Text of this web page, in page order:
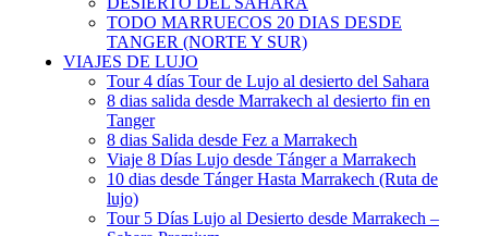
TODO MARRUECOS 20 DIAS DESDE
TANGER (NORTE Y SUR)
VIAJES DE LUJO
Tour 4 días Tour de Lujo al desierto del Sahara
8 dias salida desde Marrakech al desierto fin en
Tanger
8 dias Salida desde Fez a Marrakech
Viaje 8 Días Lujo desde Tánger a Marrakech
10 dias desde Tánger Hasta Marrakech (Ruta de
lujo)
Tour 5 Días Lujo al Desierto desde Marrakech –